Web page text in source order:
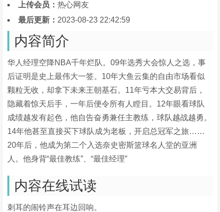
上传会员：热心网友
最后更新： 2023-08-23 22:42:59
内容简介
华人经理空降NBA千年烂队。09年选秀大会惊人之选，事
后证明是史上最伟大一签。10年大鱼云集的自由市场看似
颗粒无收，却拿下未来王朝基石。11年亏本大交易背后，
隐藏着惊天后手，一年后便令所有人瞠目。12年眼看球队
成绩越发有起色，他自告奋勇兼任主教练，球队越战越勇。
14年他甚至直接买下球队成为老板，开启总冠军之旅……
20年后，他成为第二个入选奈史密斯篮球名人堂的亚洲
人。他身背“最佳教练”、“最佳经理”
内容在线试读
刺耳的闹铃声在耳边回响。